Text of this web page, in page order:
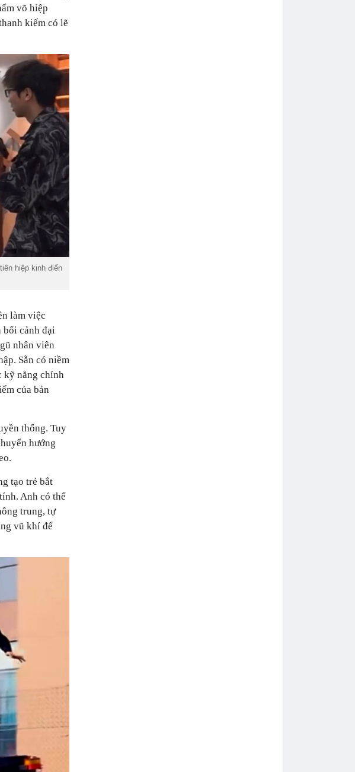
võ hiệp
kiếm có lẽ
hiệp kinh điển
làm việc
cảnh đại
nhân viên
Sẵn có niềm
kỹ năng chỉnh
của bản
thống. Tuy
hướng
tạo trẻ bắt
Anh có thể
trung, tự
vũ khí để